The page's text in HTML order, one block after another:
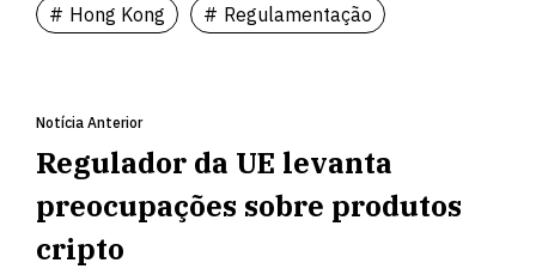
Hong Kong
Regulamentação
Notícia Anterior
Regulador da UE levanta
preocupações sobre produtos
cripto